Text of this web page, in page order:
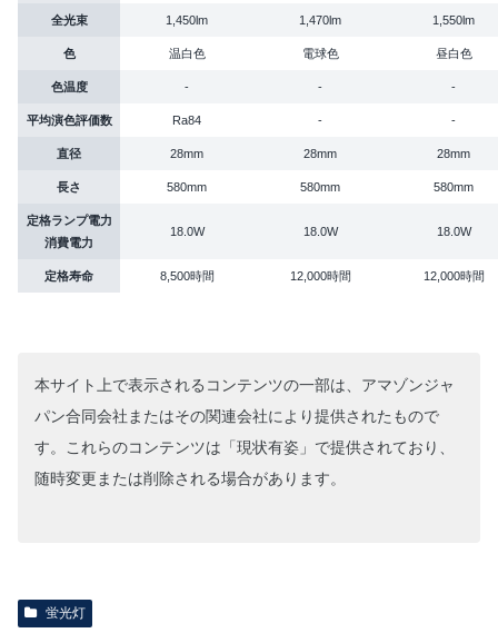
全光束 1,450lm 1,470lm 1,550lm
色 温白色 電球色 昼白色
色温度 - - -
平均演色評価数 Ra84 - -
直径 28mm 28mm 28mm
長さ 580mm 580mm 580mm
定格ランプ電力
消費電力
18.0W 18.0W 18.0W
定格寿命 8,500時間 12,000時間 12,000時間
本サイト上で表示されるコンテンツの一部は、アマゾンジャ
パン合同会社またはその関連会社により提供されたもので
す。これらのコンテンツは「現状有姿」で提供されており、
随時変更または削除される場合があります。
蛍光灯